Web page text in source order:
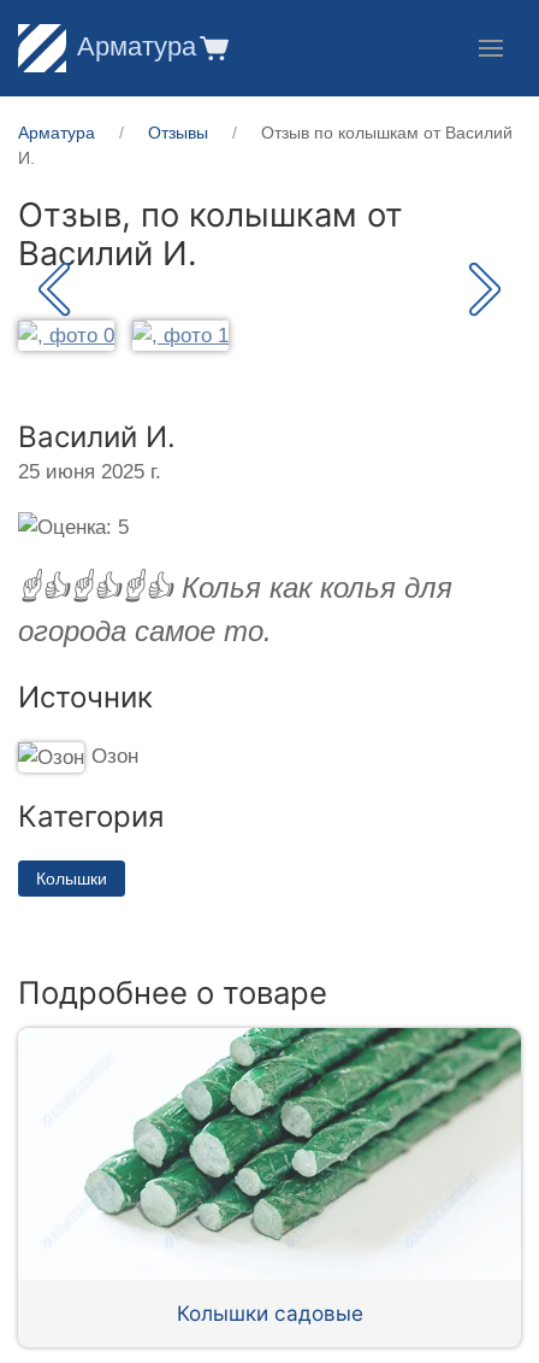
Арматура
Арматура Отзывы
Отзыв по колышкам от Василий
И.
Отзыв, по колышкам от
Василий И.
Василий И.
25 июня 2025 г.
☝️👍☝️👍☝️👍 Колья как колья для
огорода самое то.
Источник
Озон
Категория
Колышки
Подробнее о товаре
Колышки садовые